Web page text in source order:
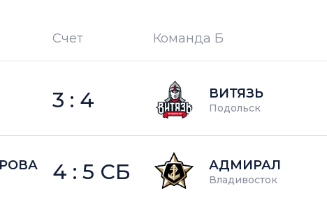
Счет Команда Б
3 : 4 ВИТЯЗЬ
Подольск
4 : 5 СБ АДМИРАЛ
Владивосток